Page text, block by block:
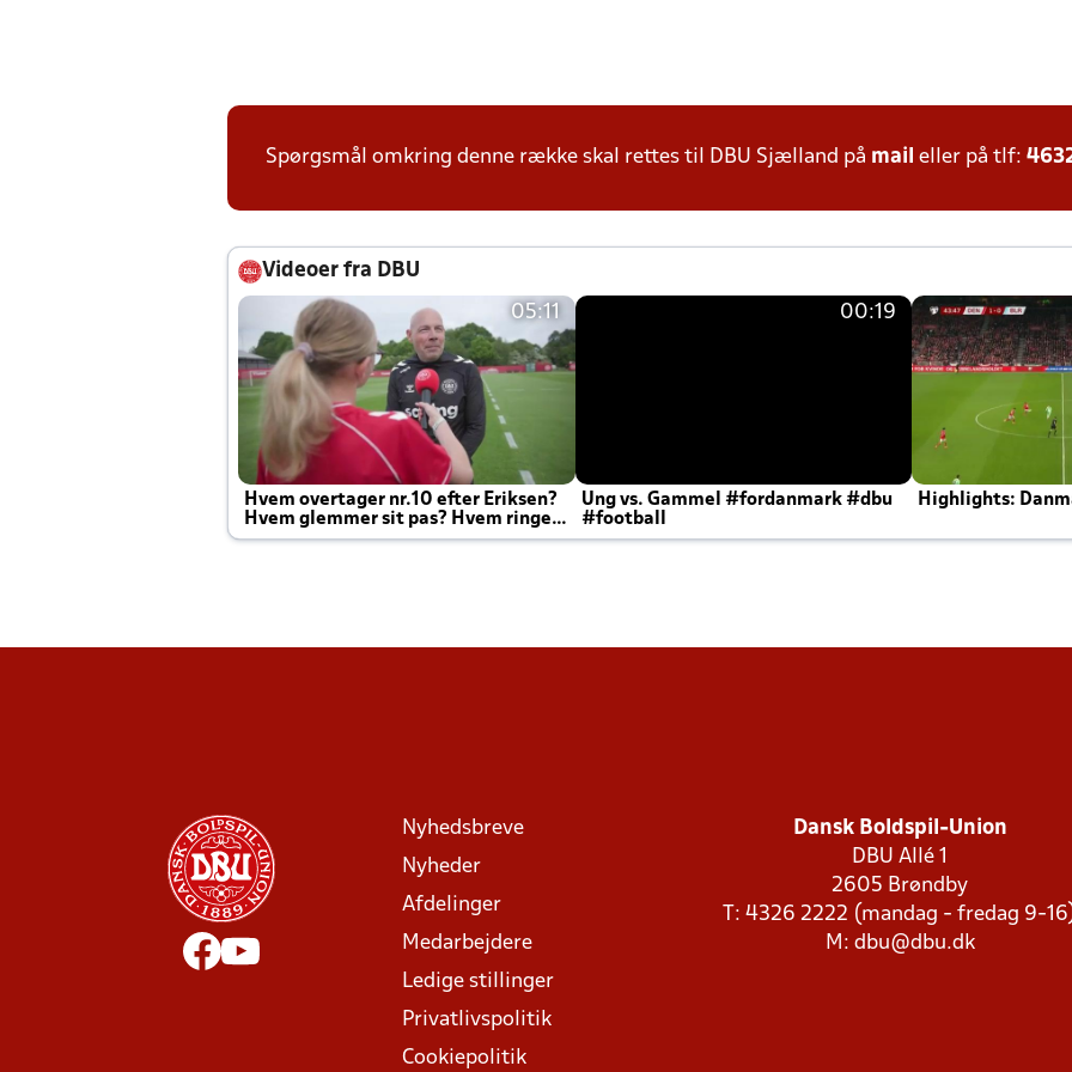
Spørgsmål omkring denne række skal rettes til DBU Sjælland på mail eller på tlf:
Videoer fra DBU
05:11
Hvem overtager nr.10 efter Eriksen?
Hvem glemmer sit pas? Hvem ringer
Joachim altid til efter kampe?
00:19
Ung vs. Gammel #fordanmark #dbu
#football
Highlights:
Nyhedsbreve
Nyheder
Afdelinger
Medarbejdere
Ledige stillinger
Privatlivspolitik
Cookiepolitik
Dansk Boldspil-Union
DBU Allé 1
2605 Brøndby
T: 4326 2222 (mandag - fredag 9-
M: dbu@dbu.dk